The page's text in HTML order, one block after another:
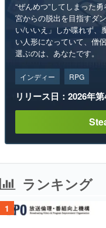
“ぜんめつ”してしまった
宮からの脱出を目指すダ
い/いいえ」しか喋れず、
い人形になっていて、僧
選ぶのは、あなたです。
インディー RPG
リリース日：2026年
ランキング
1